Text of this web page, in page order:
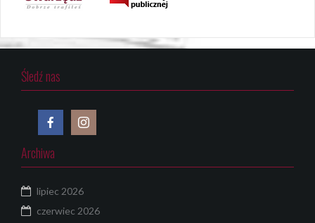
Śledź nas
Archiwa
lipiec 2026
czerwiec 2026